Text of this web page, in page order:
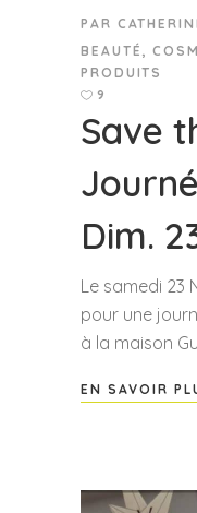
PAR
BEAUTÉ ,
PRODUITS
9
Save
Dim.
Le samedi 23
pour une
à la maison
EN SAVOIR